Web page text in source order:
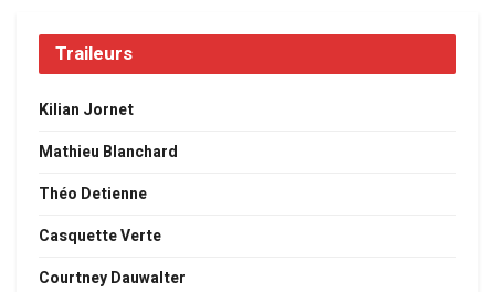
Traileurs
Kilian Jornet
Mathieu Blanchard
Théo Detienne
Casquette Verte
Courtney Dauwalter